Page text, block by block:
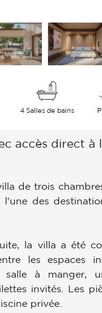
4 Salles de bains
accès direct à
de trois
des
la villa a été
les espaces
salle à manger,
invités. Les
privée.